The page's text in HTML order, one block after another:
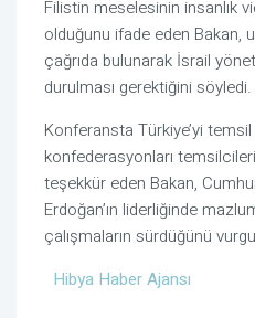
Filistin meselesinin insanlık
olduğunu ifade eden Bakan,
çağrıda bulunarak İsrail
durulması gerektiğini söyledi.
Konferansta Türkiye’yi
konfederasyonları
teşekkür eden Bakan,
Erdoğan’ın liderliğinde
çalışmaların sürdüğünü
Hibya Haber Ajansı